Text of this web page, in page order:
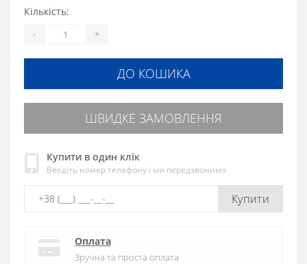
Кількість:
- +
ДО КОШИКА
ШВИДКЕ ЗАМОВЛЕННЯ
Купити в один клік
Введіть номер телефону і ми передзвонимо
Купити
Оплата
Зручна та проста оплата